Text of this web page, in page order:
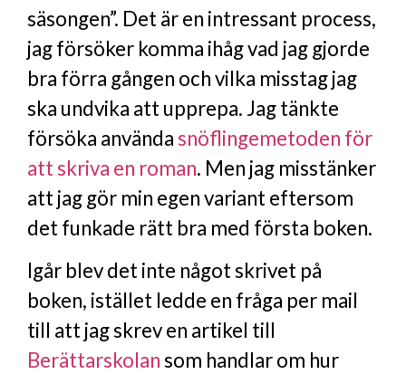
säsongen”. Det är en intressant process,
jag försöker komma ihåg vad jag gjorde
bra förra gången och vilka misstag jag
ska undvika att upprepa. Jag tänkte
försöka användasnöflingemetoden för
att skriva en roman. Men jag misstänker
att jag gör min egen variant eftersom
det funkade rätt bra med första boken.
Igår blev det inte något skrivet på
boken, istället ledde en fråga per mail
till att jag skrev en artikel till
Berättarskolansom handlar om hur